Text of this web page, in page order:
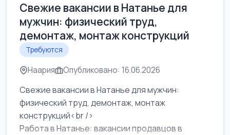
Свежие вакансии в Натанье для
мужчин: физический труд,
демонтаж, монтаж конструкций
Требуются
Наария Опубликовано: 16.06.2026
Свежие вакансии в Натанье для мужчин:
физический труд, демонтаж, монтаж
конструкций<br />
Работа в Натанье: вакансии продавцов в